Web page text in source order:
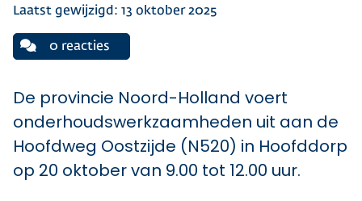
Laatst gewijzigd: 13 oktober 2025
0 reacties
De provincie Noord-Holland voert
onderhoudswerkzaamheden uit aan de
Hoofdweg Oostzijde (N520) in Hoofddorp
op 20 oktober van 9.00 tot 12.00 uur.